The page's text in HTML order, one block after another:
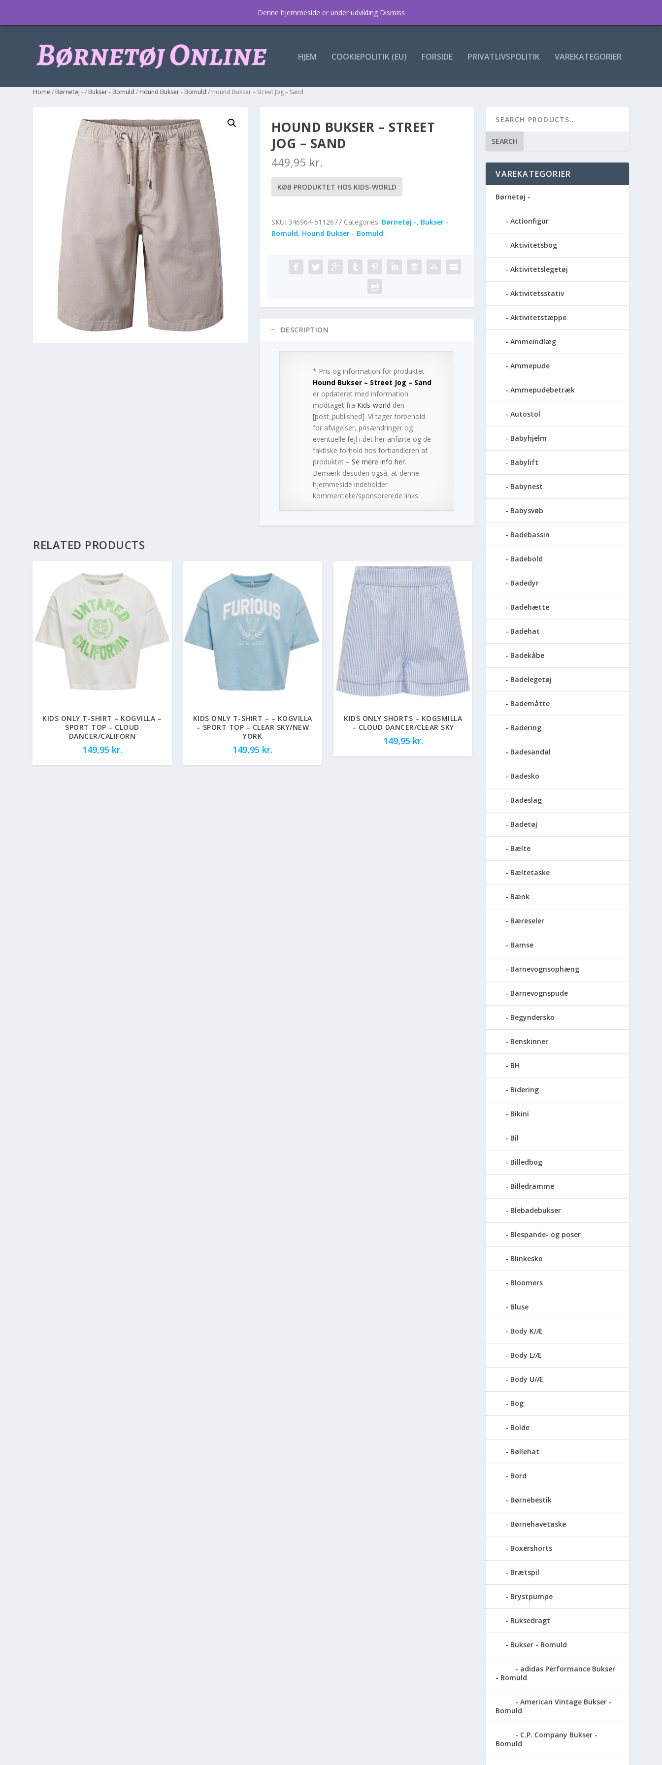
HJEM COOKIEPOLITIK (EU) FORSIDE PRIVATLIVSPOLITIK VAREKATEGORIER
Home / Børnetøj -/ Bukser - Bomuld / Hound Bukser - Bomuld / Hound Bukser – Street Jog – Sand
HOUND BUKSER – STREET
JOG – SAND
449,95 kr.
KØB PRODUKTET HOS KIDS-WORLD
SKU: 346964-5112677 Categories: Børnetøj -, Bukser -
Bomuld, Hound Bukser - Bomuld
DESCRIPTION
* Pris og information for produktet
Hound Bukser – Street Jog – Sand
er opdateret med information
modtaget fra Kids-world den
[post_published]. Vi tager forbehold
for afvigelser, prisændringer og
eventuelle fejl i det her anførte og de
faktiske forhold hos forhandleren af
produktet – Se mere info her.
Bemærk desuden også, at denne
hjemmeside indeholder
kommercielle/sponsorerede links.
RELATED PRODUCTS
KIDS ONLY T-SHIRT – KOGVILLA –
SPORT TOP – CLOUD
DANCER/CALIFORN
149,95 kr.
KIDS ONLY T-SHIRT – – KOGVILLA
– SPORT TOP – CLEAR SKY/NEW
YORK
149,95 kr.
KIDS ONLY SHORTS – KOGSMILLA
– CLOUD DANCER/CLEAR SKY
149,95 kr.
SEARCH
VAREKATEGORIER
Børnetøj -
Actionfigur
Aktivitetsbog
Aktivitetslegetøj
Aktivitetsstativ
Aktivitetstæppe
Ammeindlæg
Ammepude
Ammepudebetræk
Autostol
Babyhjelm
Babylift
Babynest
Babysvøb
Badebassin
Badebold
Badedyr
Badehætte
Badehat
Badekåbe
Badelegetøj
Bademåtte
Badering
Badesandal
Badesko
Badeslag
Badetøj
Bælte
Bæltetaske
Bænk
Bæreseler
Bamse
Barnevognsophæng
Barnevognspude
Begyndersko
Benskinner
BH
Bidering
Bikini
Bil
Billedbog
Billedramme
Blebadebukser
Blespande- og poser
Blinkesko
Bloomers
Bluse
Body K/Æ
Body L/Æ
Body U/Æ
Bog
Bolde
Bøllehat
Bord
Børnebestik
Børnehavetaske
Boxershorts
Brætspil
Brystpumpe
Buksedragt
Bukser - Bomuld
adidas Performance Bukser
- Bomuld
American Vintage Bukser -
Bomuld
C.P. Company Bukser -
Bomuld
Denne hjemmeside er under udvikling Dismiss